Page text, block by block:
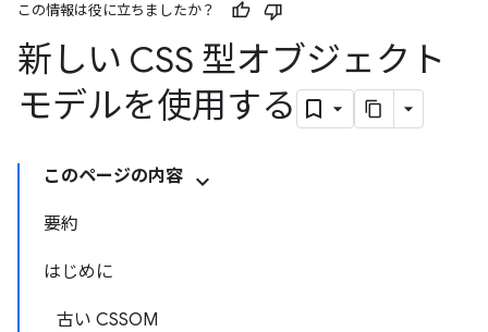
この情報は役に立ちましたか？
新しい CSS 型オブジェクト
モデルを使用する
このページの内容
要約
はじめに
古い CSSOM